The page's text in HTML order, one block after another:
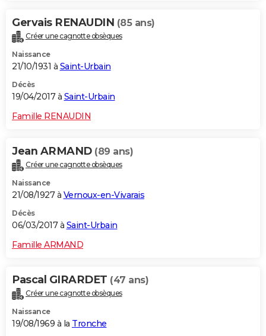
Gervais RENAUDIN (85 ans)
Créer une cagnotte obsèques
Naissance
21/10/1931 à Saint-Urbain
Décès
19/04/2017 à Saint-Urbain
Famille RENAUDIN
Jean ARMAND (89 ans)
Créer une cagnotte obsèques
Naissance
21/08/1927 à Vernoux-en-Vivarais
Décès
06/03/2017 à Saint-Urbain
Famille ARMAND
Pascal GIRARDET (47 ans)
Créer une cagnotte obsèques
Naissance
19/08/1969 à la Tronche